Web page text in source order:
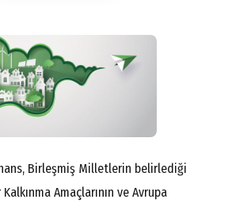
Birleşmiş Milletlerin belirlediği
Amaçlarının ve Avrupa